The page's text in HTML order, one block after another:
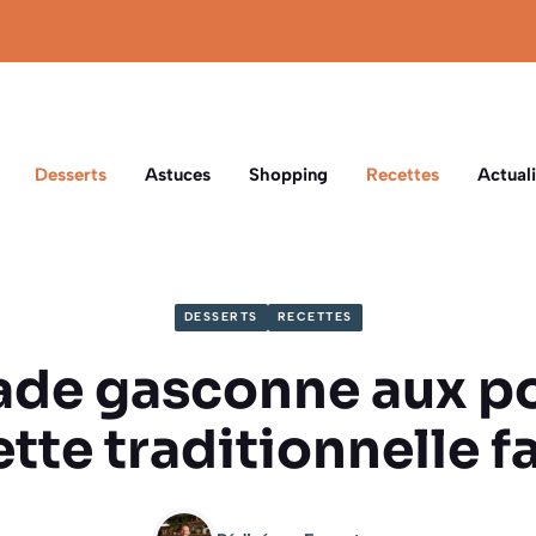
Desserts Astuces Shopping Recettes
DESSERTS RECETTES
gasconne aux
traditionnelle